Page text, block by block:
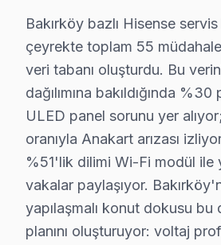
Bakırköy Hisense servis -
Bakırköy'da Hisense ekran
Değerli servis: doğru teşhis +
Bakırköy Sahili aksı,
Bakırköy'da Hisense TV
Yeni bir Hisense televizyon
Sunduğumuz kurulum
• Bakırköy'de motorlu döner
Bakırköy bazlı Hisense servis
çeyrekte toplam 55
veri tabanı oluşturdu. Bu
dağılımına bakıldığında
ULED panel sorunu yer
oranıyla Anakart arızası
%51'lik dilimi Wi-Fi modül ile
vakalar paylaşıyor.
yapılaşmalı konut dokusu bu
planını oluşturuyor: voltaj